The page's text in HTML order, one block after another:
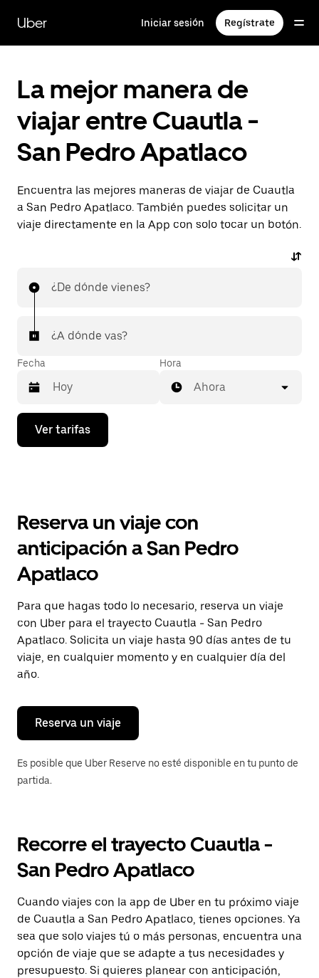
contenido
principal
Uber Iniciar sesión Regístrate
La mejor manera de
viajar entre Cuautla -
San Pedro Apatlaco
Encuentra las mejores maneras de viajar de Cuautla
a San Pedro Apatlaco. También puedes solicitar un
viaje directamente en la App con solo tocar un botón.
¿De dónde vienes?
¿A dónde vas?
Fecha
Presiona
flecha
el
y
selecciona
una
fecha.
Presiona
la
tecla Esc
para
cerrar
el
calendario.
Hora
Ahora
Ver tarifas
Reserva un viaje con
anticipación a San Pedro
Apatlaco
Para que hagas todo lo necesario, reserva un viaje
con Uber para el trayecto Cuautla - San Pedro
Apatlaco. Solicita un viaje hasta 90 días antes de tu
viaje, en cualquier momento y en cualquier día del
año.
Reserva un viaje
Es posible que Uber Reserve no esté disponible en tu punto de
partida.
Recorre el trayecto Cuautla -
San Pedro Apatlaco
Cuando viajes con la app de Uber en tu próximo viaje
de Cuautla a San Pedro Apatlaco, tienes opciones. Ya
sea que solo viajes tú o más personas, encuentra una
opción de viaje que se adapte a tus necesidades y
presupuesto. Si quieres planear con anticipación,